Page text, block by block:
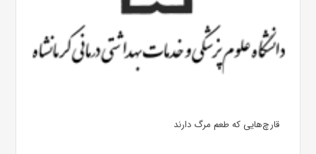
قارچ‌هایی که طعم مرگ دارند